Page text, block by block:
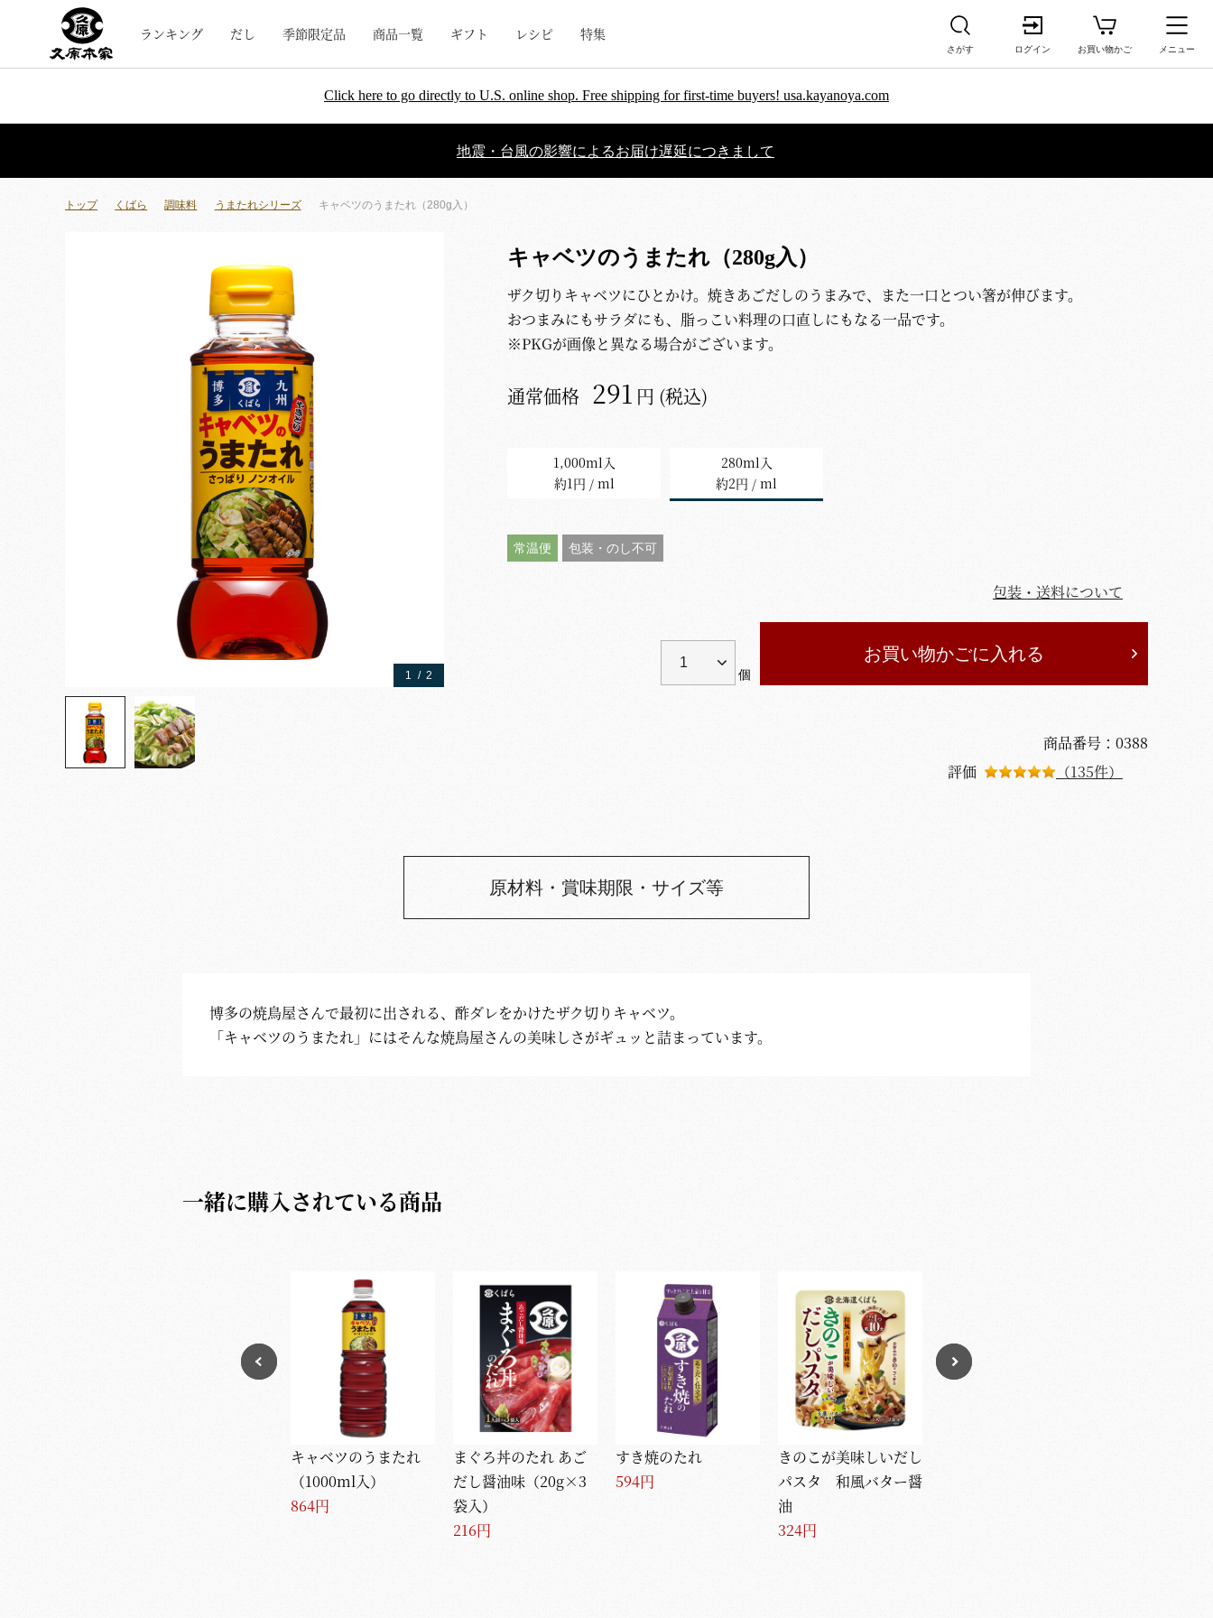
ランキング だし 季節限定品 商品一覧 ギフト レシピ 特集
さがす ログイン お買い物かご メニュー
Click here to go directly to U.S. online shop. Free shipping for first-time buyers! usa.kayanoya.com
地震・台風の影響によるお届け遅延につきまして
トップ くばら 調味料 うまたれシリーズ キャベツのうまたれ（280g入）
1 / 2
キャベツのうまたれ（280g入）
ザク切りキャベツにひとかけ。焼きあごだしのうまみで、また一口とつい箸が伸びます。
おつまみにもサラダにも、脂っこい料理の口直しにもなる一品です。
※PKGが画像と異なる場合がございます。
通常価格 291 円 (税込)
1,000ml入
約1円 / ml
280ml入
約2円 / ml
常温便 包装・のし不可
包装・送料について
個
お買い物かごに入れる
商品番号：0388
評価
（135件）
原材料・賞味期限・サイズ等
博多の焼鳥屋さんで最初に出される、酢ダレをかけたザク切りキャベツ。
「キャベツのうまたれ」にはそんな焼鳥屋さんの美味しさがギュッと詰まっています。
一緒に購入されている商品
キャベツのうまたれ
（1000ml入）
864円
まぐろ丼のたれ あご
だし醤油味（20g×3
袋入）
216円
すき焼のたれ
594円
きのこが美味しいだし
パスタ 和風バター醤
油
324円